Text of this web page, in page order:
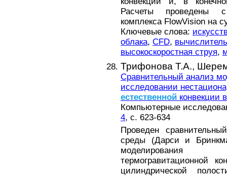
Расчеты проведены с
комплекса FlowVision на
Ключевые слова:
облака, CFD,
высокоскоростная струя,
Трифонова Т.А.,
Сравнительный анализ
исследовании
естественной конвекции
Компьютерные
4, с. 623-634
Проведен
среды (Дарси и
моделирования
термогравитационной
цилиндрической